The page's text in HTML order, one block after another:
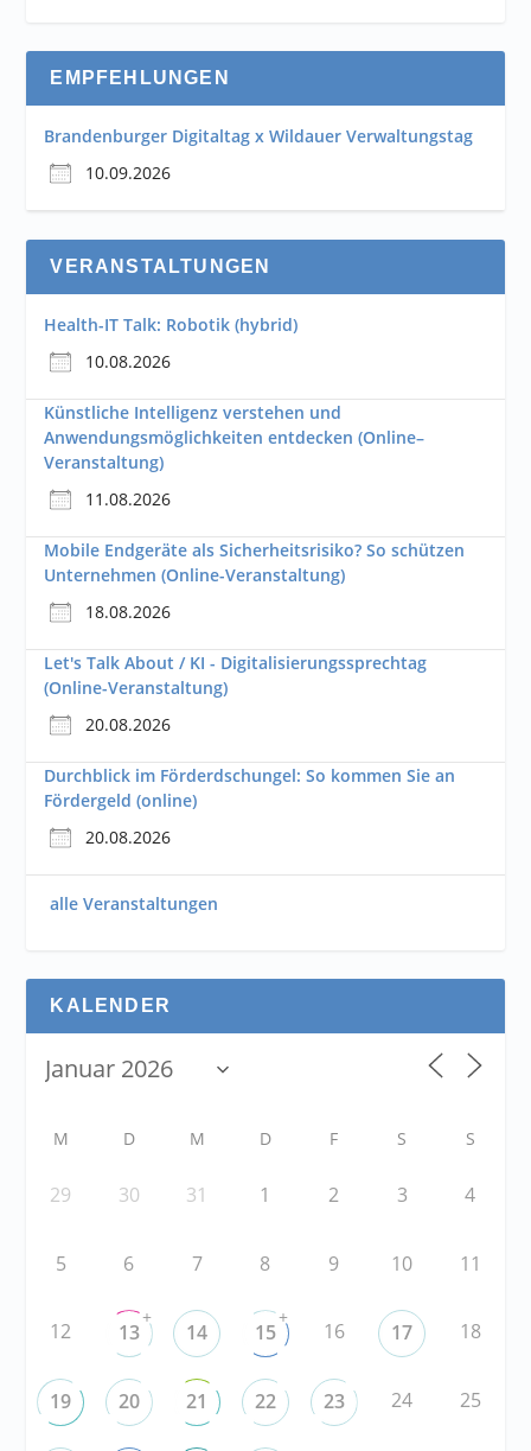
EMPFEHLUNGEN
Brandenburger Digitaltag x Wildauer Verwaltungstag
10.09.2026
VERANSTALTUNGEN
Health-IT Talk: Robotik (hybrid)
10.08.2026
Künstliche Intelligenz verstehen und
Anwendungsmöglichkeiten entdecken (Online–
Veranstaltung)
11.08.2026
Mobile Endgeräte als Sicherheitsrisiko? So schützen
Unternehmen (Online-Veranstaltung)
18.08.2026
Let's Talk About / KI - Digitalisierungssprechtag
(Online-Veranstaltung)
20.08.2026
Durchblick im Förderdschungel: So kommen Sie an
Fördergeld (online)
20.08.2026
alle Veranstaltungen
KALENDER
M D M D F S S
29 30 31 1 2 3 4
5 6 7 8 9 10 11
12 13
+
14 15
+
16 17 18
19 20 21 22 23 24 25